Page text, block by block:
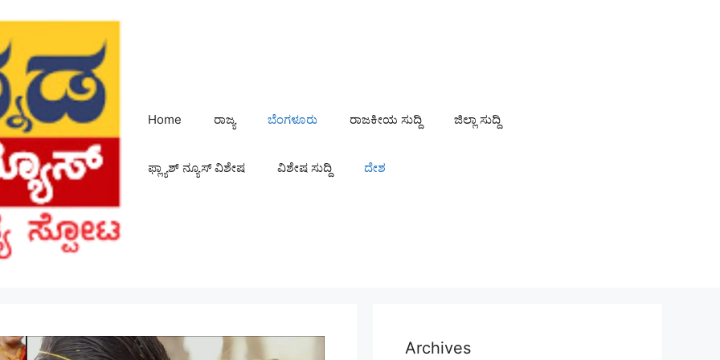
Home ರಾಜ್ಯ ಬೆಂಗಳೂರು ರಾಜಕೀಯ ಸುದ್ದಿ ಜಿಲ್ಲಾ ಸುದ್ದಿ
ಫ್ಲ್ಯಾಶ್ ನ್ಯೂಸ್ ವಿಶೇಷ ವಿಶೇಷ ಸುದ್ದಿ ದೇಶ
Archives